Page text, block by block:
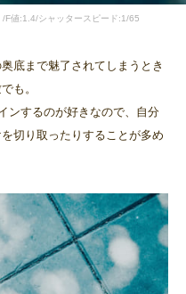
F値:1.4/シャッタースピード:1/65
底まで魅了されてしまうとき
も。
ンするのが好きなので、自分
切り取ったりすることが多め